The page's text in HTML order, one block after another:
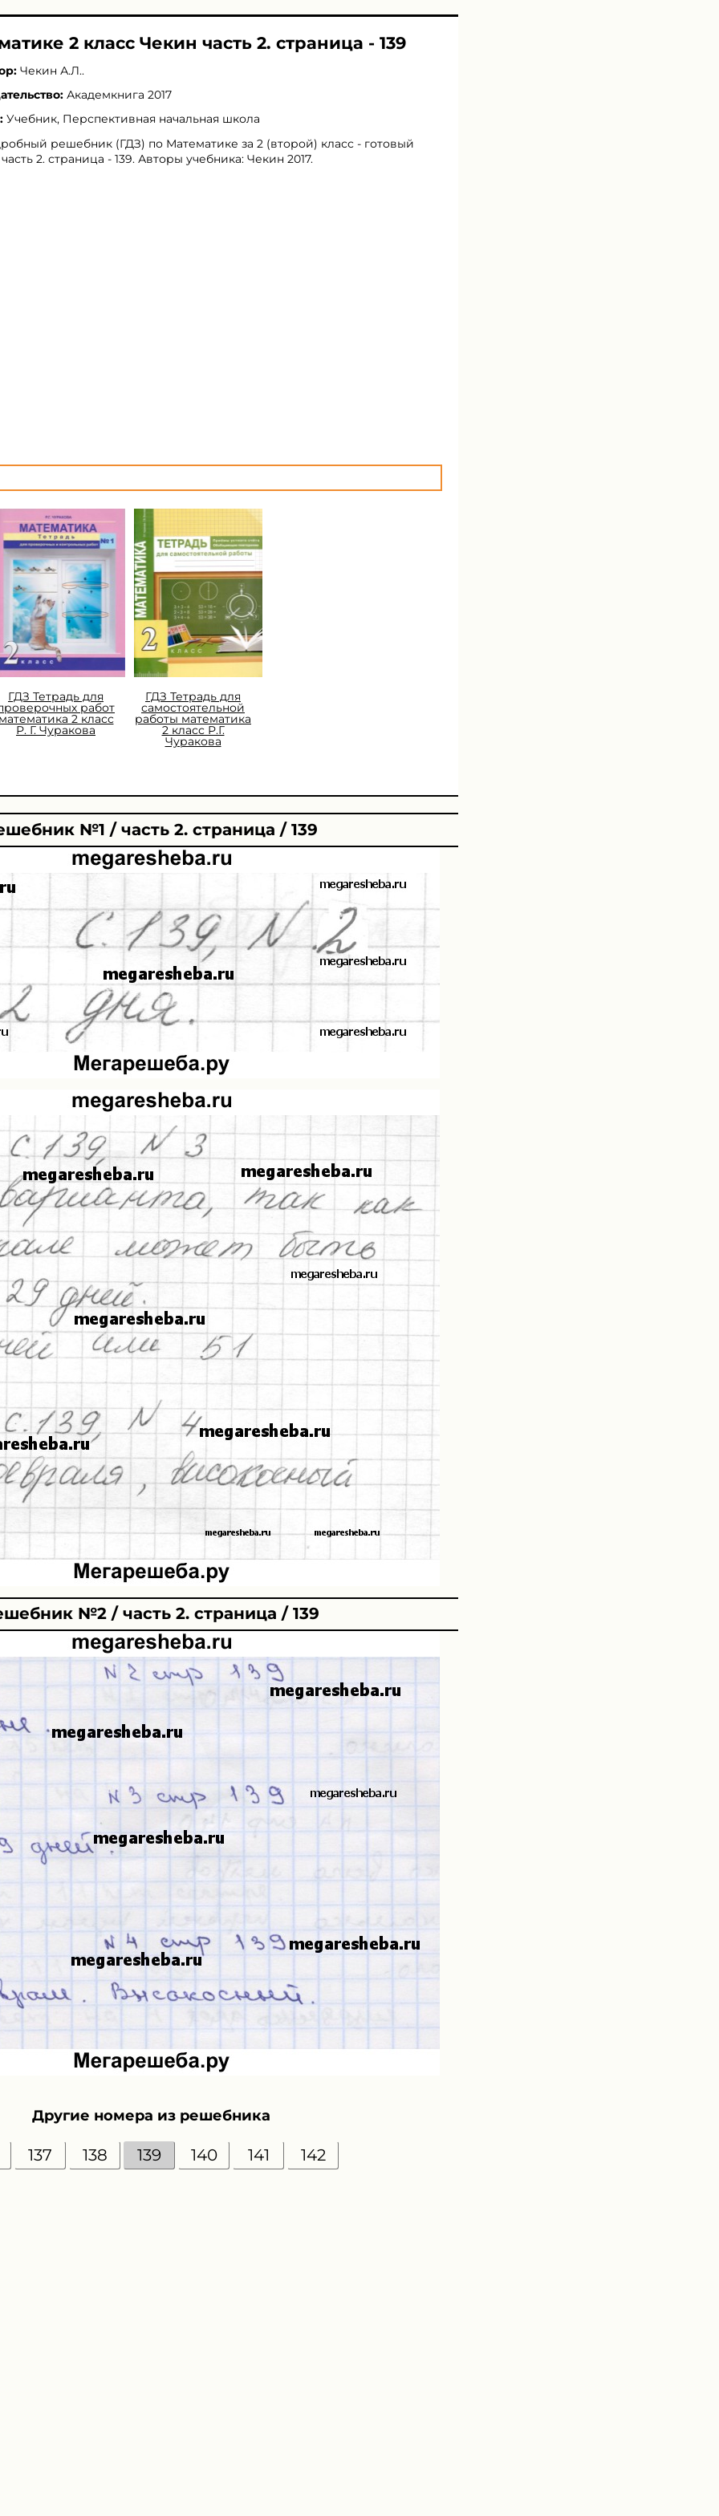
2 класс Чекин часть 2. страница - 139
Чекин А.Л..
Академкнига 2017
Учебник, Перспективная начальная школа
решебник (ГДЗ) по Математике за 2 (второй) класс - готовый
2. страница - 139. Авторы учебника: Чекин 2017.
ГДЗ Тетрадь для
работ
2 класс
Р. Г. Чуракова
ГДЗ Тетрадь для
самостоятельной
работы математика
2 класс Р.Г.
Чуракова
№1 / часть 2. страница / 139
№2 / часть 2. страница / 139
Другие номера из решебника
137 138 139 140 141 142